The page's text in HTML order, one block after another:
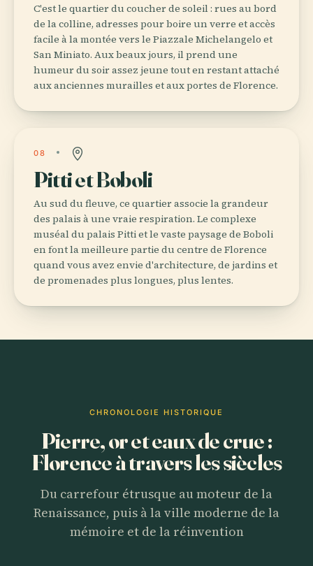
C'est le quartier du coucher de soleil : rues au bord
de la colline, adresses pour boire un verre et accès
facile à la montée vers le Piazzale Michelangelo et
San Miniato. Aux beaux jours, il prend une
humeur du soir assez jeune tout en restant attaché
aux anciennes murailles et aux portes de Florence.
08
Pitti et Boboli
Au sud du fleuve, ce quartier associe la grandeur
des palais à une vraie respiration. Le complexe
muséal du palais Pitti et le vaste paysage de Boboli
en font la meilleure partie du centre de Florence
quand vous avez envie d'architecture, de jardins et
de promenades plus longues, plus lentes.
CHRONOLOGIE HISTORIQUE
Pierre, or et eaux de crue :
Florence à travers les siècles
Du carrefour étrusque au moteur de la
Renaissance, puis à la ville moderne de la
mémoire et de la réinvention